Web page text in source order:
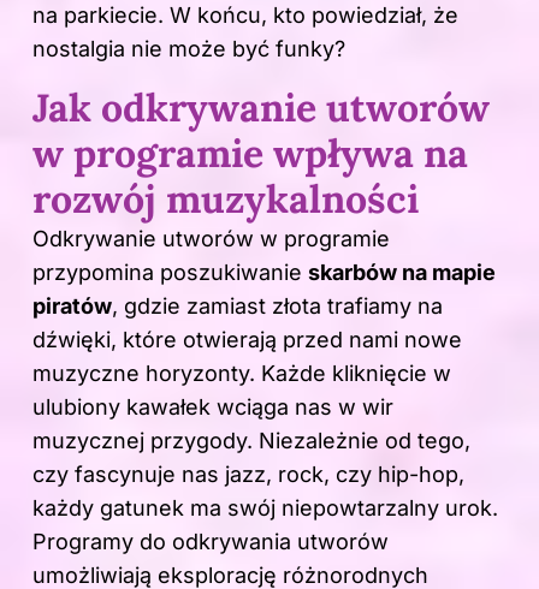
na parkiecie. W końcu, kto powiedział, że
nostalgia nie może być funky?
Jak odkrywanie utworów
w programie wpływa na
rozwój muzykalności
Odkrywanie utworów w programie
przypomina poszukiwanie skarbów na mapie
piratów, gdzie zamiast złota trafiamy na
dźwięki, które otwierają przed nami nowe
muzyczne horyzonty. Każde kliknięcie w
ulubiony kawałek wciąga nas w wir
muzycznej przygody. Niezależnie od tego,
czy fascynuje nas jazz, rock, czy hip-hop,
każdy gatunek ma swój niepowtarzalny urok.
Programy do odkrywania utworów
umożliwiają eksplorację różnorodnych